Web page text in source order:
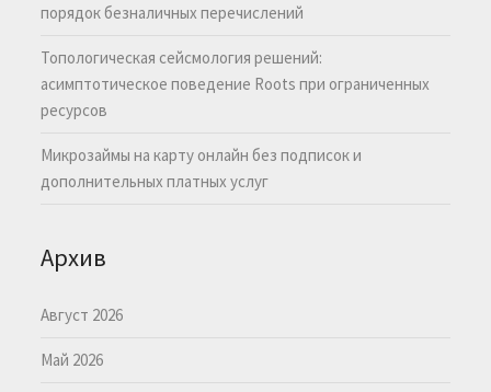
порядок безналичных перечислений
Топологическая сейсмология решений:
асимптотическое поведение Roots при ограниченных
ресурсов
Микрозаймы на карту онлайн без подписок и
дополнительных платных услуг
Архив
Август 2026
Май 2026